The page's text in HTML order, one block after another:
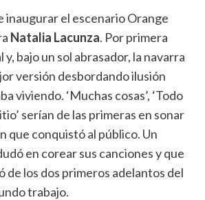
inaugurar el escenario Orange
Natalia Lacunza. Por primera
bajo un sol abrasador, la navarra
versión desbordando ilusión
viviendo. ‘Muchas cosas’, ‘Todo
serían de las primeras en sonar
que conquistó al público. Un
en corear sus canciones y que
los dos primeros adelantos del
trabajo.